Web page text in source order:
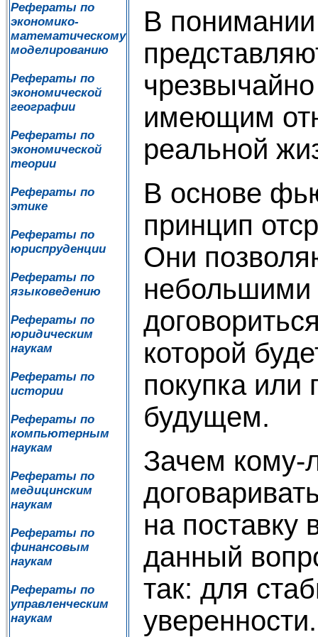
Рефераты по
экономико-
математическому
моделированию
Рефераты по
экономической
географии
Рефераты по
экономической
теории
Рефераты по
этике
Рефераты по
юриспруденции
Рефераты по
языковедению
Рефераты по
юридическим
наукам
Рефераты по
истории
Рефераты по
компьютерным
наукам
Рефераты по
медицинским
наукам
Рефераты по
финансовым
наукам
Рефераты по
управленческим
наукам
В
имеющим
реальной
В основе
принцип
Они
небольшими
которой
покупка или
будущем.
Зачем кому-
на
данный
так: для
уверенности.